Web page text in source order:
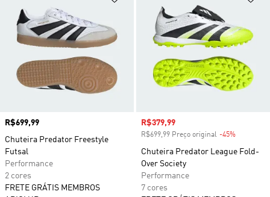
Preço
R$699,99
Chuteira Predator Freestyle
Futsal
Performance
2 cores
FRETE GRÁTIS MEMBROS
Preço com desconto
R$379,99
R$699,99 Preço original -45%
Chuteira Predator League Fold-
Over Society
Performance
7 cores